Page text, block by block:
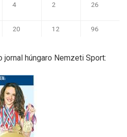
4 2 26
20 12 96
jornal húngaro Nemzeti Sport: